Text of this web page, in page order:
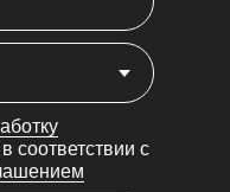
в соответствии с